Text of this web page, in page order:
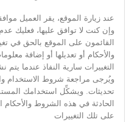
عند زيارة الموقع، يقر العميل
وإن كنت لا توافق عليها، فعليك
القائمون على الموقع بالحق في
والأحكام أو تعديلها أو إضافة
التغييرات سارية النفاذ عندما
ويُرجى مراجعة شروط الاستخدام
تحديثات. ويشكِّل استخدامك
الحادثة في هذه الشروط والأحكام
على تلك التغييرات